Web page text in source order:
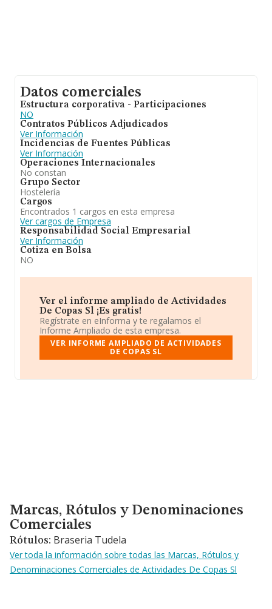
Datos comerciales
Estructura corporativa - Participaciones
NO
Contratos Públicos Adjudicados
Ver Información
Incidencias de Fuentes Públicas
Ver Información
Operaciones Internacionales
No constan
Grupo Sector
Hostelería
Cargos
Encontrados 1 cargos en esta empresa
Ver cargos de Empresa
Responsabilidad Social Empresarial
Ver Información
Cotiza en Bolsa
NO
Ver el informe ampliado de Actividades
De Copas Sl ¡Es gratis!
Regístrate en eInforma y te regalamos el
Informe Ampliado de esta empresa.
VER INFORME AMPLIADO DE ACTIVIDADES
DE COPAS SL
Marcas, Rótulos y Denominaciones Comerciales
Marcas, Rótulos y Denominaciones
Comerciales
Rótulos: Braseria Tudela
Ver toda la información sobre todas las Marcas, Rótulos y
Denominaciones Comerciales de Actividades De Copas Sl